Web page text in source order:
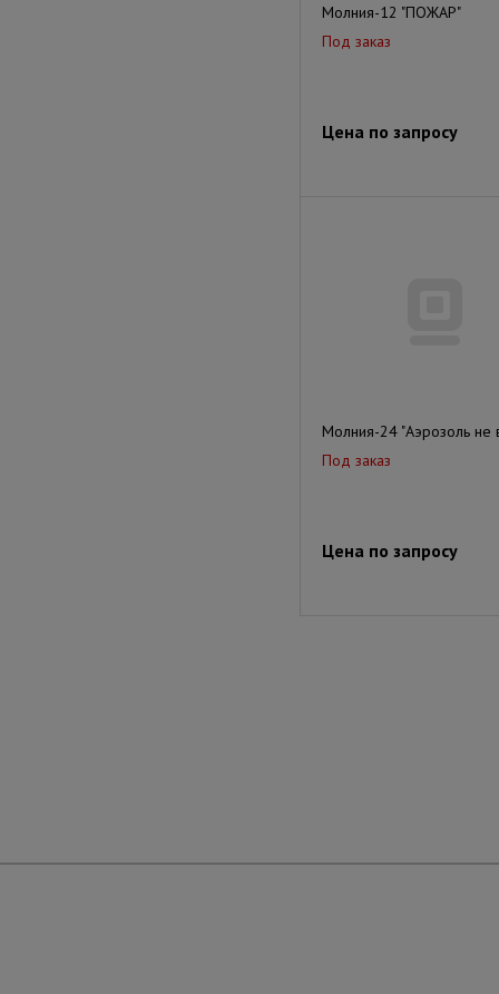
Молния-12 "ПОЖАР"
Под заказ
Цена по запросу
Молния-24 "Аэрозоль не
Под заказ
Цена по запросу